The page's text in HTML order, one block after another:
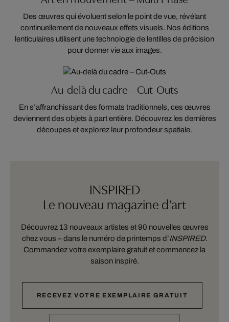
Des œuvres qui évoluent selon le point de vue, révélant
continuellement de nouveaux effets visuels. Nos éditions
lenticulaires utilisent une technologie de lentilles de précision
pour donner vie aux images.
Au-delà du cadre – Cut-Outs
En s’affranchissant des formats traditionnels, ces œuvres
deviennent des objets à part entière. Découvrez les dernières
découpes et explorez leur profondeur spatiale.
INSPIRED
Le nouveau magazine d’art
Découvrez 13 nouveaux artistes et 90 nouvelles œuvres
chez vous – dans le numéro de printemps d’INSPIRED.
Commandez votre exemplaire gratuit et commencez la
saison inspiré.
RECEVEZ VOTRE EXEMPLAIRE GRATUIT